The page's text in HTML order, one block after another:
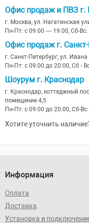
Офис продаж и ПВЗ г.
г. Москва, ул. Нагатинская
Пн-Пт: с 09:00 — 19:00, Сб-Вс:
Офис продаж г. Санкт-
г. Санкт-Петербург, ул.
Пн-Пт: с 09:00 до 20:00, Сб -
Шоурум г. Краснодар
г. Краснодар, коттеджный
помещение 4,5
Пн-Пт: с 09:00 до 20:00, Сб-
Хотите уточнить
Информация
Оплата
Доставка
Установка и